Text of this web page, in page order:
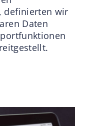
definierten wir
Daten